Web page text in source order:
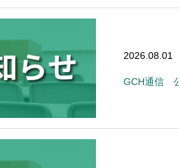
2026.08.01
GCH通信